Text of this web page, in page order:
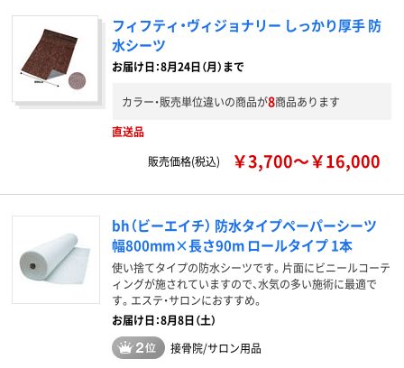
フィフティ・ヴィジョナリー しっかり厚手 防
水シーツ
お届け日：8月24日（月）まで
カラー・販売単位違いの商品が8商品あります
直送品
販売価格(税込)
￥3,700～￥16,000
bh（ビーエイチ） 防水タイプペーパーシーツ
幅800mm×長さ90m ロールタイプ 1本
使い捨てタイプの防水シーツです。片面にビニールコーテ
ィングが施されていますので、水気の多い施術に最適で
す。エステ・サロンにおすすめ。
お届け日：8月8日（土）
接骨院/サロン用品